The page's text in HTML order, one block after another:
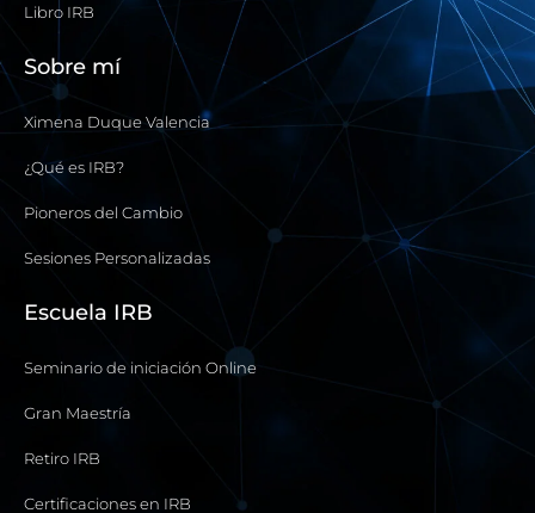
Libro IRB
Sobre mí
Ximena Duque Valencia
¿Qué es IRB?
Pioneros del Cambio
Sesiones Personalizadas
Escuela IRB
Seminario de iniciación Online
Gran Maestría
Retiro IRB
Certificaciones en IRB